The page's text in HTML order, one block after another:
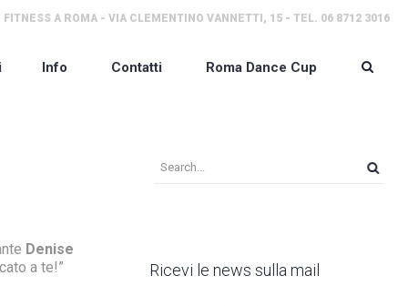
FITNESS A ROMA - VIA CLEMENTINO VANNETTI, 15 - TEL. 06 8712 3016
Info Contatti Roma Dance Cup
Denise
a te!” Ricevi le news sulla mail